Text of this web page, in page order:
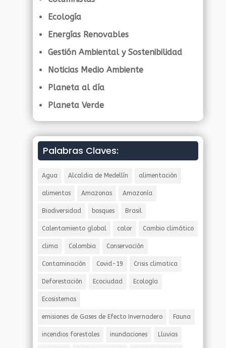
Ecología
Energías Renovables
Gestión Ambiental y Sostenibilidad
Noticias Medio Ambiente
Planeta al día
Planeta Verde
Palabras Claves:
Agua Alcaldia de Medellín alimentación
alimentos Amazonas Amazonía
Biodiversidad bosques Brasil
Calentamiento global calor Cambio climático
clima Colombia Conservación
Contaminación Covid-19 Crisis climatica
Deforestación Ecociudad Ecología
Ecosistemas
emisiones de Gases de Efecto Invernadero Fauna
incendios forestales inundaciones Lluvias